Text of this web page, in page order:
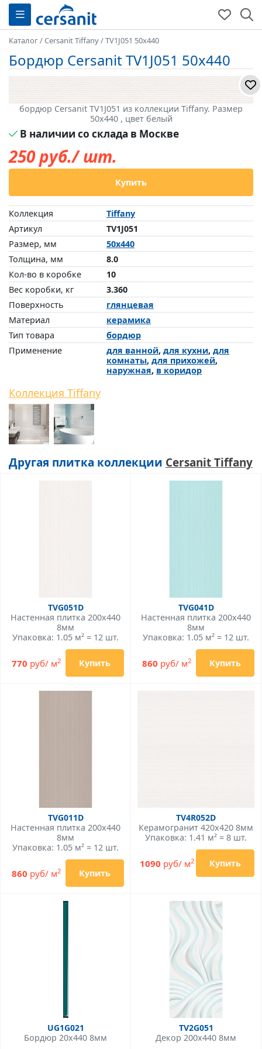
Каталог/Cersanit Tiffany/TV1J051 50x440
Бордюр Cersanit TV1J051 50x440
бордюр Cersanit TV1J051 из коллекции Tiffany. Размер
50x440 , цвет белый
В наличии со склада в Москве
250руб./ шт.
Купить
Коллекция
Tiffany
Артикул
TV1J051
Размер, мм
50x440
Толщина, мм
8.0
Кол-во в коробке
10
Вес коробки, кг
3.360
Поверхность
глянцевая
Материал
керамика
Тип товара
бордюр
Применение
для ванной, для кухни, для
комнаты, для прихожей,
наружная, в коридор
Коллекция Tiffany
Другая плитка коллекции Cersanit Tiffany
TVG051D
Настенная плитка 200x440
8мм
Упаковка: 1.05 м² = 12 шт.
770 руб/ м2 Купить
TVG041D
Настенная плитка 200x440
8мм
Упаковка: 1.05 м² = 12 шт.
860 руб/ м2 Купить
TVG011D
Настенная плитка 200x440
8мм
Упаковка: 1.05 м² = 12 шт.
860 руб/ м2 Купить
TV4R052D
Керамогранит 420x420 8мм
Упаковка: 1.41 м² = 8 шт.
1090 руб/ м2 Купить
UG1G021
Бордюр 20x440 8мм
TV2G051
Декор 200x440 8мм